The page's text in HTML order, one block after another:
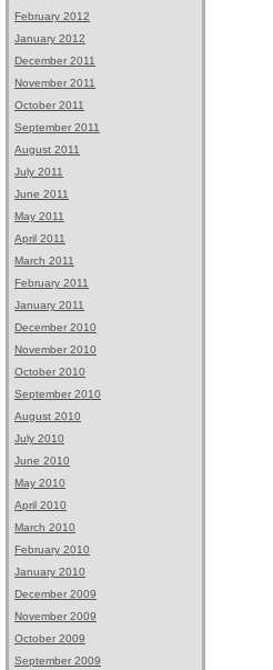
February 2012
January 2012
December 2011
November 2011
October 2011
September 2011
August 2011
July 2011
June 2011
May 2011
April 2011
March 2011
February 2011
January 2011
December 2010
November 2010
October 2010
September 2010
August 2010
July 2010
June 2010
May 2010
April 2010
March 2010
February 2010
January 2010
December 2009
November 2009
October 2009
September 2009